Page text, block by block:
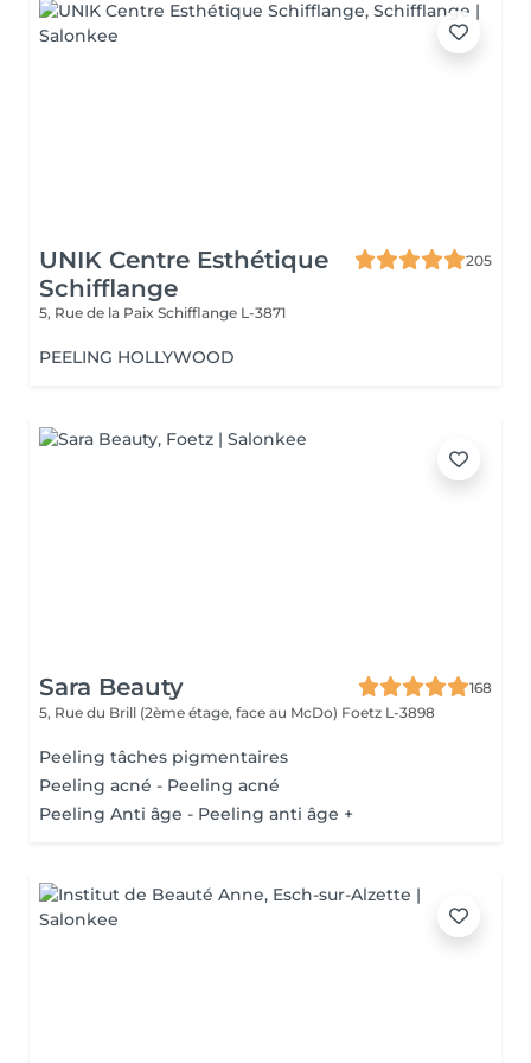
UNIK Centre Esthétique
Schifflange
205
5, Rue de la Paix Schifflange L-3871
PEELING HOLLYWOOD
Sara Beauty
168
5, Rue du Brill (2ème étage, face au McDo) Foetz L-3898
Peeling tâches pigmentaires
Peeling acné - Peeling acné
Peeling Anti âge - Peeling anti âge +